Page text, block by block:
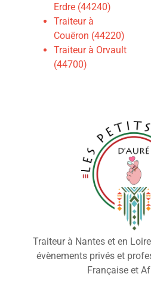
Erdre (44240)
Traiteur à
Couëron (44220)
Traiteur à Orvault
(44700)
Traiteur à Nantes et en
évènements privés et
Française et